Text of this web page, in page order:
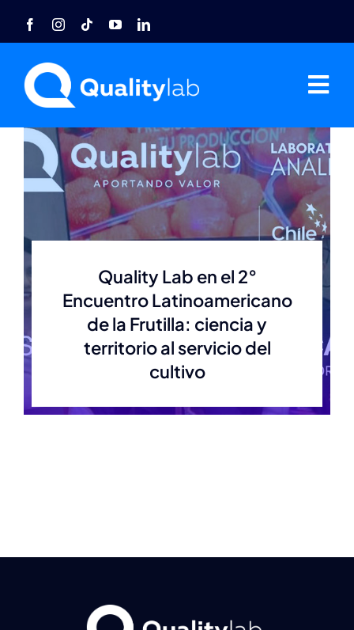
Home
Nosotros
Acreditaciones
Agro
Industria
Quality Lab en el 2°
Encuentro Latinoamericano
de la Frutilla: ciencia y
territorio al servicio del
cultivo